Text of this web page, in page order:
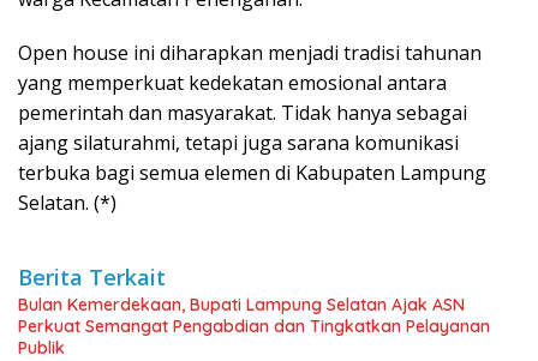
Open house ini diharapkan menjadi tradisi tahunan
yang memperkuat kedekatan emosional antara
pemerintah dan masyarakat. Tidak hanya sebagai
ajang silaturahmi, tetapi juga sarana komunikasi
terbuka bagi semua elemen di Kabupaten Lampung
Selatan. (*)
Berita Terkait
Bulan Kemerdekaan, Bupati Lampung Selatan Ajak ASN
Perkuat Semangat Pengabdian dan Tingkatkan Pelayanan
Publik